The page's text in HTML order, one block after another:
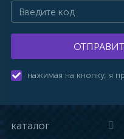
нажимая на кнопку, я
каталог